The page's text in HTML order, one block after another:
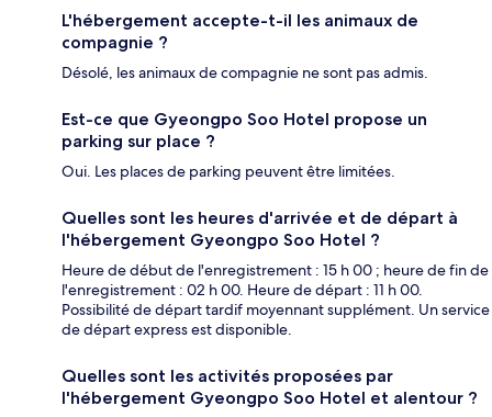
L'hébergement accepte-t-il les animaux de
compagnie ?
Désolé, les animaux de compagnie ne sont pas admis.
Est-ce que Gyeongpo Soo Hotel propose un
parking sur place ?
Oui. Les places de parking peuvent être limitées.
Quelles sont les heures d'arrivée et de départ à
l'hébergement Gyeongpo Soo Hotel ?
Heure de début de l'enregistrement : 15 h 00 ; heure de fin de
l'enregistrement : 02 h 00. Heure de départ : 11 h 00.
Possibilité de départ tardif moyennant supplément. Un service
de départ express est disponible.
Quelles sont les activités proposées par
l'hébergement Gyeongpo Soo Hotel et alentour ?